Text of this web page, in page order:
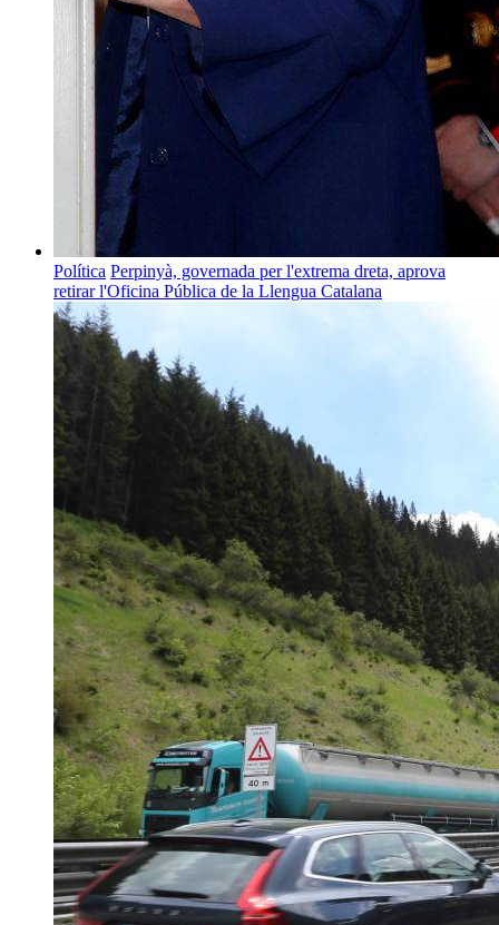
Política Perpinyà, governada per l'extrema dreta, aprova
retirar l'Oficina Pública de la Llengua Catalana